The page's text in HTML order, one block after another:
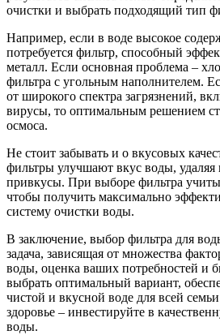
очистки и выбрать подходящий тип
Например, если в воде высокое
потребуется фильтр, способный
металл. Если основная проблема –
фильтра с угольным наполнителем.
от широкого спектра загрязнений,
вирусы, то оптимальным решением
осмоса.
Не стоит забывать и о вкусовых
фильтры улучшают вкус воды, удаляя
привкусы. При выборе фильтра
чтобы получить максимально
систему очистки воды.
В заключение, выбор фильтра для
задача, зависящая от множества
воды, оценка ваших потребностей и
выбрать оптимальный вариант,
чистой и вкусной воде для всей
здоровье – инвестируйте в
воды.